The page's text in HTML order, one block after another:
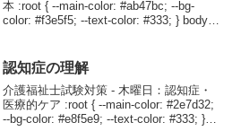
本 :root { --main-color: #ab47bc; --bg-
color: #f3e5f5; --text-color: #333; } body {
認知症の理解
介護福祉士試験対策 - 木曜日：認知症・
医療的ケア :root { --main-color: #2e7d32;
--bg-color: #e8f5e9; --text-color: #333; }